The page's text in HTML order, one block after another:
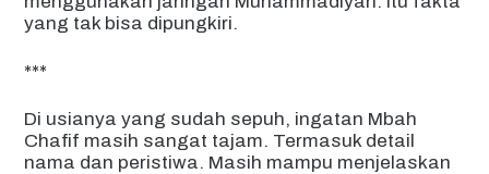
yang tak bisa dipungkiri.
***
Di usianya yang sudah sepuh, ingatan Mbah
Chafif masih sangat tajam. Termasuk detail
nama dan peristiwa. Masih mampu menjelaskan